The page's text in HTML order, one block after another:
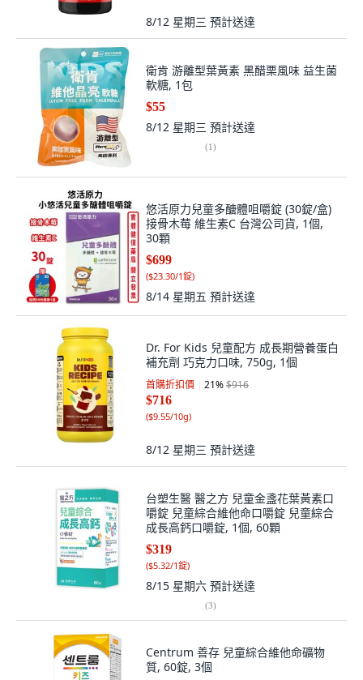
8/12 星期三 預計送達
衛肯 游離型葉黃素 黑醋栗風味 益生菌
軟糖, 1包
$55
8/12 星期三 預計送達
(1)
悠活原力兒童多醣體咀嚼錠 (30錠/盒)
接骨木莓 維生素C 台灣公司貨, 1個,
30顆
$699
($23.30/1錠)
8/14 星期五 預計送達
Dr. For Kids 兒童配方 成長期營養蛋白
補充劑 巧克力口味, 750g, 1個
首購折扣價 21%$916
$716
($9.55/10g)
8/12 星期三 預計送達
台塑生醫 醫之方 兒童金盞花葉黃素口
嚼錠 兒童綜合維他命口嚼錠 兒童綜合
成長高鈣口嚼錠, 1個, 60顆
$319
($5.32/1錠)
8/15 星期六 預計送達
(3)
Centrum 善存 兒童綜合維他命礦物
質, 60錠, 3個